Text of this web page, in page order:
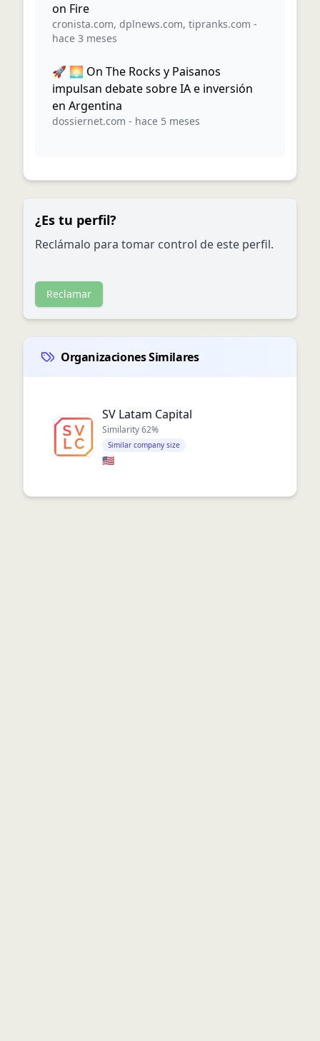
on Fire
cronista.com, dplnews.com, tipranks.com -
hace 3 meses
🚀 🌅 On The Rocks y Paisanos
impulsan debate sobre IA e inversión
en Argentina
dossiernet.com - hace 5 meses
¿Es tu perfil?
Reclámalo para tomar control de este perfil.
Reclamar
Organizaciones Similares
SV Latam Capital
Similarity62%
Similar company size
🇺🇸